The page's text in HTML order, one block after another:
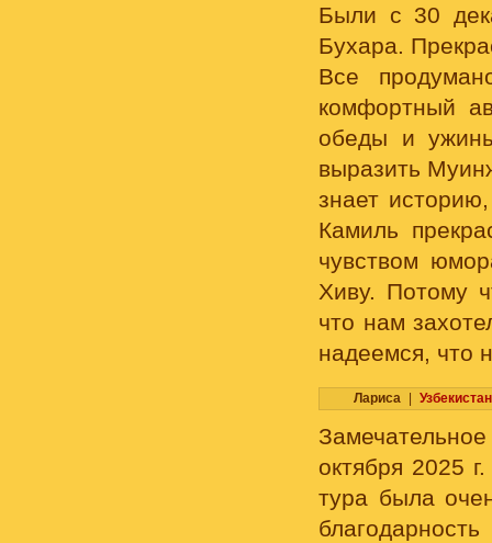
Были с 30
Бухара.
Все
комфортный
обеды и
выразить
знает
Камиль
чувством
Хиву. Потому
что нам
надеемся, что
Лариса Узбекистан
октября 2025
тура была